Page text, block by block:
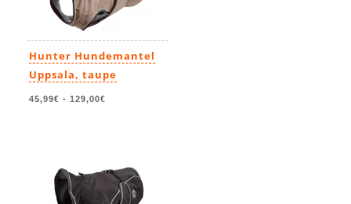
Hunter Hundemantel
Uppsala, taupe
45,99€ - 129,00€